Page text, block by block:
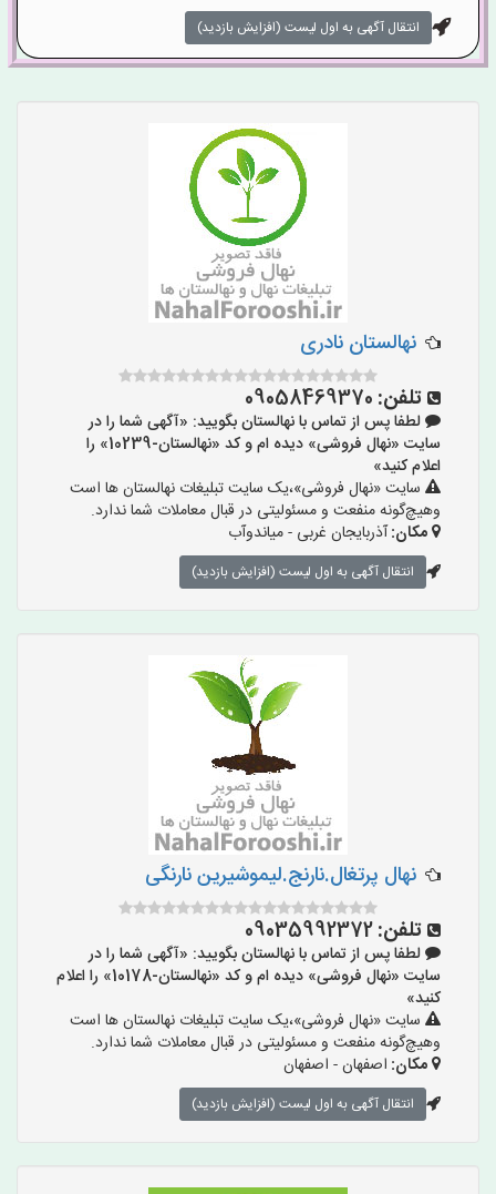
انتقال آگهی به اول لیست (افزایش بازدید)
نهالستان نادری
تلفن: 09058469370
لطفا پس از تماس با نهالستان بگویید: «آگهی شما را در
سایت «نهال فروشی» دیده ام و کد «نهالستان-10239» را
اعلام کنید»
سایت «نهال فروشی»،یک سایت تبلیغات نهالستان ها است
وهیچ‌گونه منفعت و مسئولیتی در قبال معاملات شما ندارد.
مکان:آذربایجان غربی - میاندوآب
انتقال آگهی به اول لیست (افزایش بازدید)
نهال پرتغال.نارنج.لیموشیرین نارنگی
تلفن:09035992372
لطفا پس از تماس با نهالستان بگویید: «آگهی شما را در
سایت «نهال فروشی» دیده ام و کد «نهالستان-10178» را اعلام
کنید»
سایت «نهال فروشی»،یک سایت تبلیغات نهالستان ها است
وهیچ‌گونه منفعت و مسئولیتی در قبال معاملات شما ندارد.
مکان: اصفهان - اصفهان
انتقال آگهی به اول لیست (افزایش بازدید)